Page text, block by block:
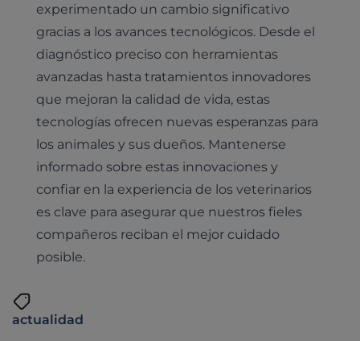
experimentado un cambio significativo
gracias a los avances tecnológicos. Desde el
diagnóstico preciso con herramientas
avanzadas hasta tratamientos innovadores
que mejoran la calidad de vida, estas
tecnologías ofrecen nuevas esperanzas para
los animales y sus dueños. Mantenerse
informado sobre estas innovaciones y
confiar en la experiencia de los veterinarios
es clave para asegurar que nuestros fieles
compañeros reciban el mejor cuidado
posible.
actualidad